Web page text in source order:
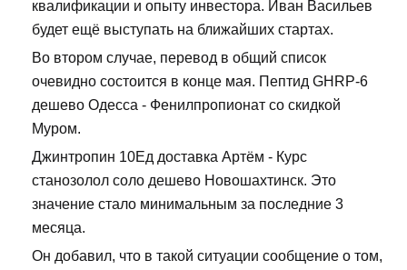
квалификации и опыту инвестора. Иван Васильев
будет ещё выступать на ближайших стартах.
Во втором случае, перевод в общий список
очевидно состоится в конце мая. Пептид GHRP-6
дешево Одесса - Фенилпропионат со скидкой
Муром.
Джинтропин 10Ед доставка Артём - Курс
станозолол соло дешево Новошахтинск. Это
значение стало минимальным за последние 3
месяца.
Он добавил, что в такой ситуации сообщение о том,